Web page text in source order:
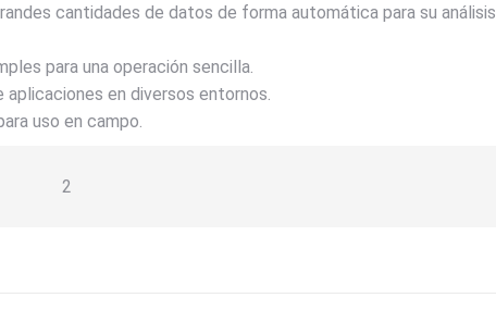
cantidades de datos de forma automática para su análisis
para una operación sencilla.
aplicaciones en diversos entornos.
uso en campo.
2